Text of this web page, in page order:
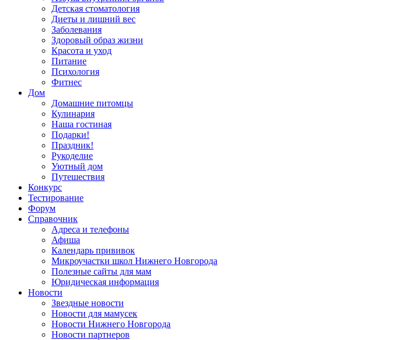
Детская стоматология
Диеты и лишний вес
Заболевания
Здоровый образ жизни
Красота и уход
Питание
Психология
Фитнес
Дом
Домашние питомцы
Кулинария
Наша гостиная
Подарки!
Праздник!
Рукоделие
Уютный дом
Путешествия
Конкурс
Тестирование
Форум
Справочник
Адреса и телефоны
Афиша
Календарь прививок
Микроучастки школ Нижнего Новгорода
Полезные сайты для мам
Юридическая информация
Новости
Звездные новости
Новости для мамусек
Новости Нижнего Новгорода
Новости партнеров